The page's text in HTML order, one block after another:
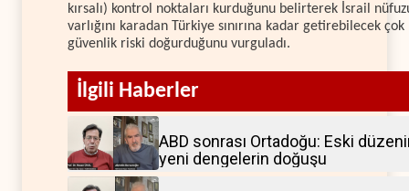
kırsalı) kontrol noktaları kurduğunu belirterek İsrail
varlığını karadan Türkiye sınırına kadar getirebilecek
güvenlik riski doğurduğunu vurguladı.
İlgili Haberler
ABD sonrası Ortadoğu: Eski
yeni dengelerin doğuşu